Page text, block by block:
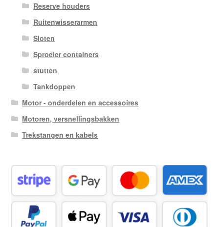
Reserve houders
Ruitenwisserarmen
Sloten
Sproeier containers
stutten
Tankdoppen
Motor - onderdelen en accessoires
Motoren, versnellingsbakken
Trekstangen en kabels